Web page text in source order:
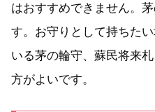
はおすすめできません。
す。お守りとして持ちた
いる茅の輪守、蘇民将来
方がよいです。